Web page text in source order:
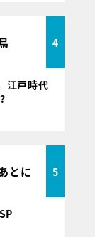
4
江戸時代
とに 5